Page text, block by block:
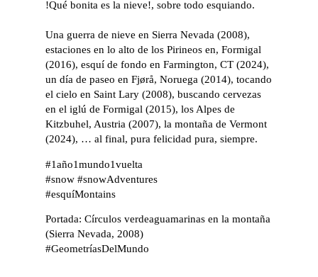
!Qué bonita es la nieve!, sobre todo esquiando.
Una guerra de nieve en Sierra Nevada (2008),
estaciones en lo alto de los Pirineos en, Formigal
(2016), esquí de fondo en Farmington, CT (2024),
un día de paseo en Fjørå, Noruega (2014), tocando
el cielo en Saint Lary (2008), buscando cervezas
en el iglú de Formigal (2015), los Alpes de
Kitzbuhel, Austria (2007), la montaña de Vermont
(2024), … al final, pura felicidad pura, siempre.
#1año1mundo1vuelta
#snow #snowAdventures
#esquíMontains
Portada: Círculos verdeaguamarinas en la montaña
(Sierra Nevada, 2008)
#GeometríasDelMundo